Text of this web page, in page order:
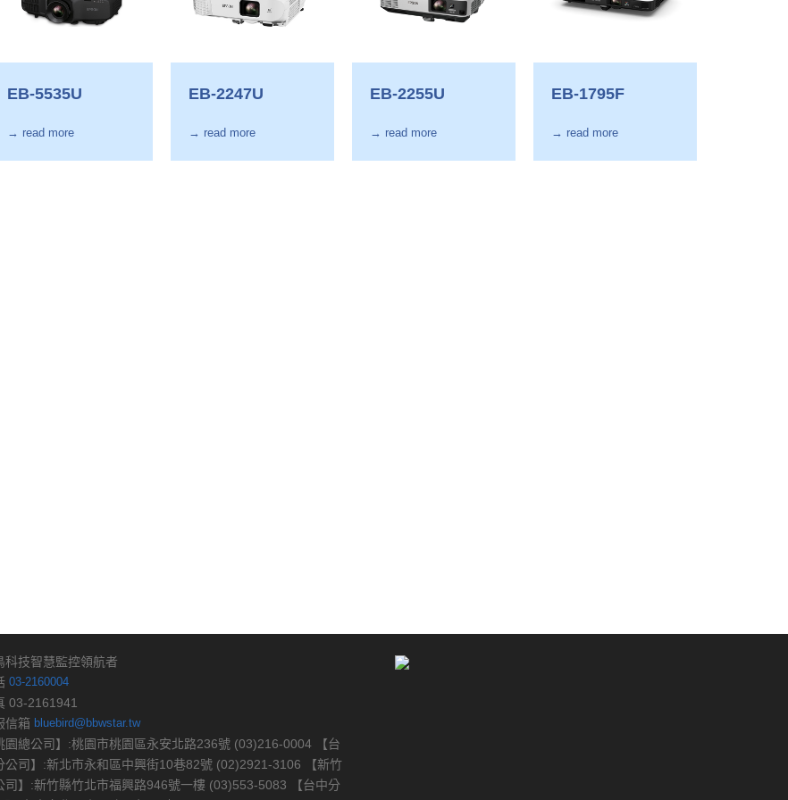
EB-5535U
→ read more
EB-2247U
→ read more
EB-2255U
→ read more
EB-1795F
→ read more
科技智慧監控領航者
03-2160004
03-2161941
信箱 bluebird@bbwstar.tw
園總公司】:桃園市桃園區永安北路236號 (03)216-0004 【台
公司】:新北市永和區中興街10巷82號 (02)2921-3106 【新竹
司】:新竹縣竹北市福興路946號一樓 (03)553-5083 【台中分